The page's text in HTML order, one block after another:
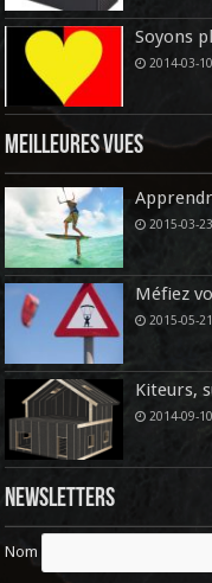
Soyons
2014-03-10
Meilleures vues
2015-03-23
Méfiez
2015-05-21
Kiteurs,
2014-09-10
Newsletters
Nom